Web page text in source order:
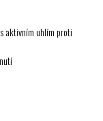
aktivním uhlím proti